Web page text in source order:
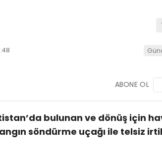
ABONE OL
bulunan ve dönüş için
söndürme uçağı ile telsiz